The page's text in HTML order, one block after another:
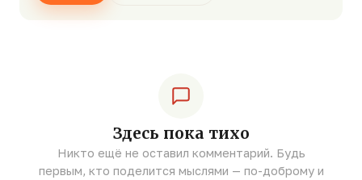
Здесь пока тихо
Никто ещё не оставил комментарий. Будь
первым, кто поделится мыслями — по-доброму и